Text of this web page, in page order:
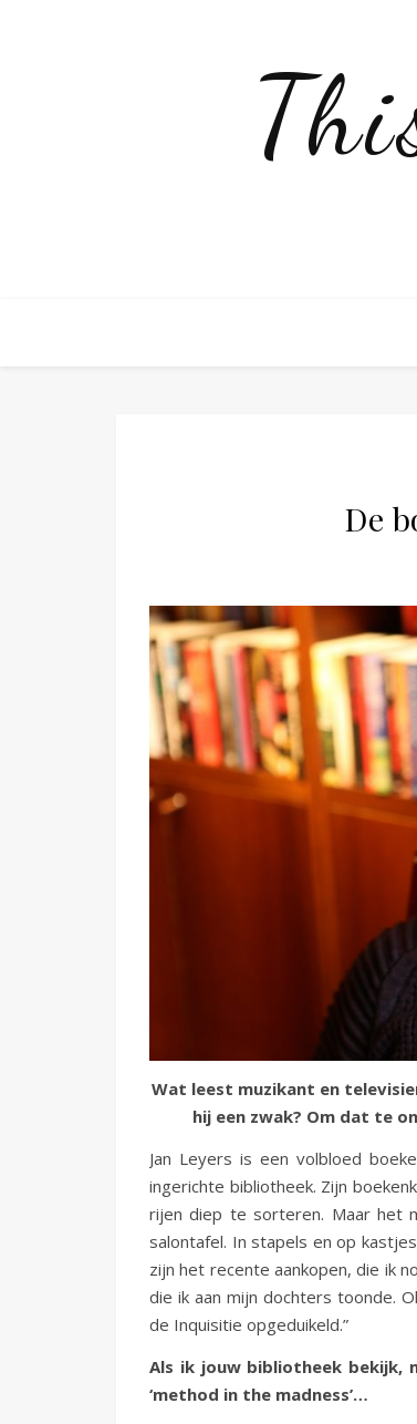
De
Wat leest muzikant en
hij een zwak? Om dat te
Jan Leyers is een volbloed
ingerichte bibliotheek. Zijn
rijen diep te sorteren. Maar het
salontafel. In stapels en op
zijn het recente aankopen, die ik
die ik aan mijn dochters toonde.
de Inquisitie opgeduikeld.”
Als ik jouw bibliotheek bekijk,
‘method in the madness’…